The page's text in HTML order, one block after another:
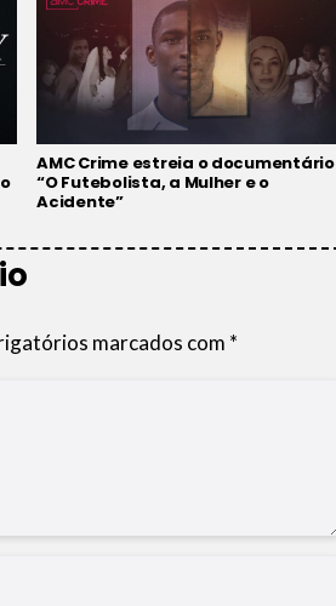
AMC Crime estreia o documentário
“O Futebolista, a Mulher e o
Acidente”
marcados com *